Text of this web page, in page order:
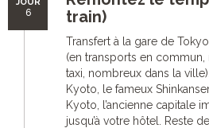
6
train)
Transfert à la gare de
(en transports en
taxi, nombreux dans la
Kyoto, le fameux
Kyoto, l’ancienne capitale
jusqu’à votre hôtel. Reste